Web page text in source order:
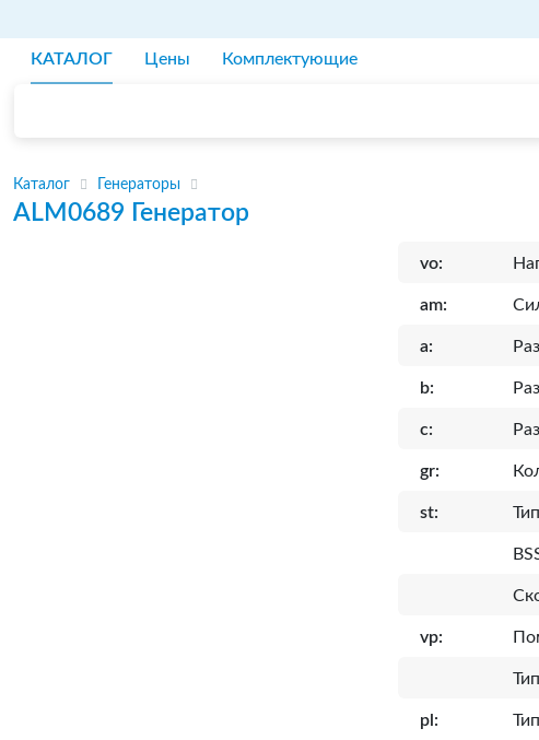
КАТАЛОГ Цены Комплектующие
Каталог Генераторы
ALM0689 Генератор
vo:
am:
a:
b:
c:
gr:
st:
vp:
pl: